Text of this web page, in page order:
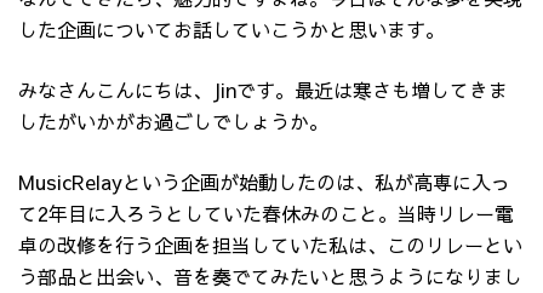
した企画についてお話していこうかと思います。
みなさんこんにちは、Jinです。最近は寒さも増してきま
したがいかがお過ごしでしょうか。
MusicRelayという企画が始動したのは、私が高専に入っ
て2年目に入ろうとしていた春休みのこと。当時リレー電
卓の改修を行う企画を担当していた私は、このリレーとい
う部品と出会い、音を奏でてみたいと思うようになりまし